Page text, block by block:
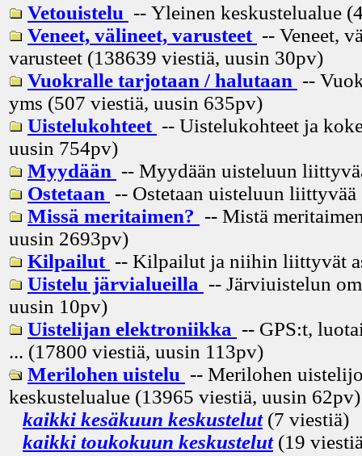
Vetouistelu -- Yleinen keskustelualue
Veneet, välineet, varusteet -- Veneet,
varusteet (138639 viestiä, uusin 30pv)
Vuokralle tarjotaan / halutaan --
yms (507 viestiä, uusin 635pv)
Uistelukohteet -- Uistelukohteet ja
uusin 754pv)
Myydään -- Myydään uisteluun
Ostetaan -- Ostetaan uisteluun
Missä meritaimen? -- Mistä
uusin 2693pv)
Kilpailut -- Kilpailut ja niihin liittyvät
Uistelu järvialueilla -- Järviuistelun
uusin 10pv)
Uistelijan elektroniikka -- GPS:t,
... (17800 viestiä, uusin 113pv)
Merilohen uistelu -- Merilohen
keskustelualue (13965 viestiä, uusin 62pv)
kaikki kesäkuun keskustelut(7 viestiä)
kaikki toukokuun keskustelut(19